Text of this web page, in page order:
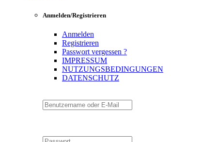
Anmelden/Registrieren
Anmelden
Registrieren
Passwort vergessen ?
IMPRESSUM
NUTZUNGSBEDINGUNGEN
DATENSCHUTZ